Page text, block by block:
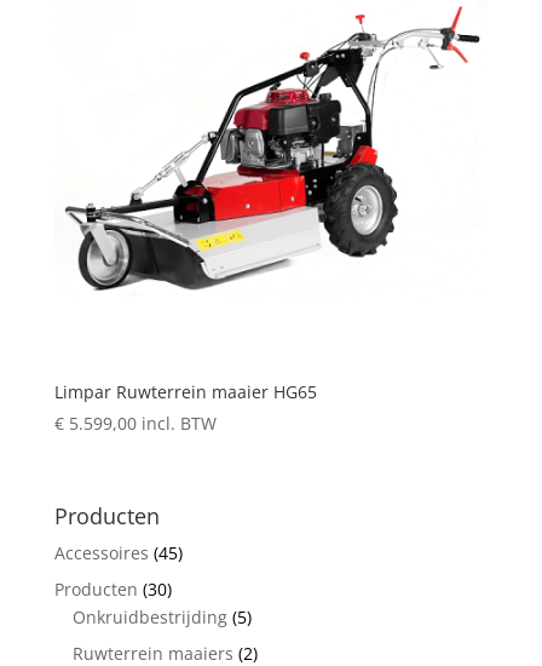
Limpar Ruwterrein maaier HG65
€5.599,00 incl. BTW
Producten
Accessoires (45)
Producten (30)
Onkruidbestrijding (5)
Ruwterrein maaiers (2)